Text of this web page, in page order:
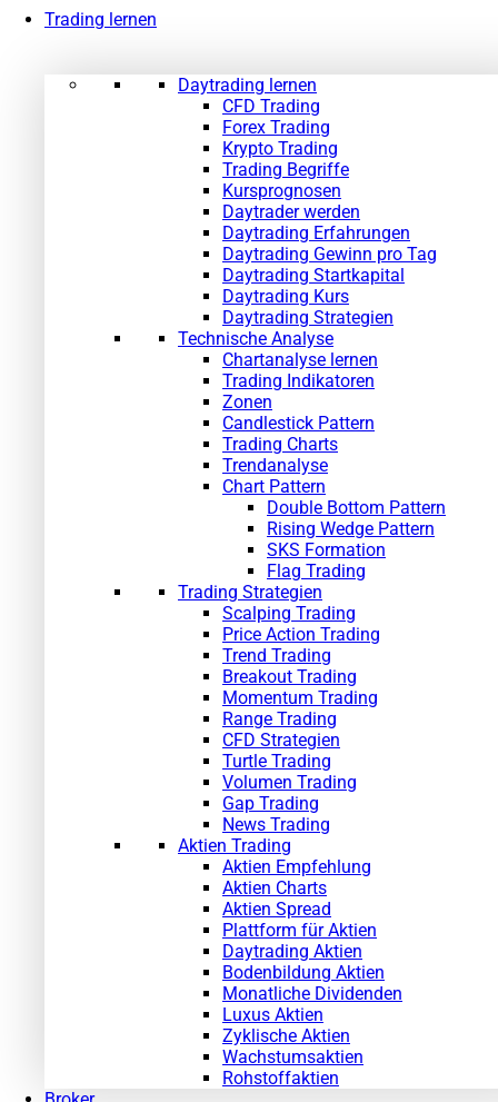
Trading lernen
Daytrading lernen
CFD Trading
Forex Trading
Krypto Trading
Trading Begriffe
Kursprognosen
Daytrader werden
Daytrading Erfahrungen
Daytrading Gewinn pro Tag
Daytrading Startkapital
Daytrading Kurs
Daytrading Strategien
Technische Analyse
Chartanalyse lernen
Trading Indikatoren
Zonen
Candlestick Pattern
Trading Charts
Trendanalyse
Chart Pattern
Double Bottom Pattern
Rising Wedge Pattern
SKS Formation
Flag Trading
Trading Strategien
Scalping Trading
Price Action Trading
Trend Trading
Breakout Trading
Momentum Trading
Range Trading
CFD Strategien
Turtle Trading
Volumen Trading
Gap Trading
News Trading
Aktien Trading
Aktien Empfehlung
Aktien Charts
Aktien Spread
Plattform für Aktien
Daytrading Aktien
Bodenbildung Aktien
Monatliche Dividenden
Luxus Aktien
Zyklische Aktien
Wachstumsaktien
Rohstoffaktien